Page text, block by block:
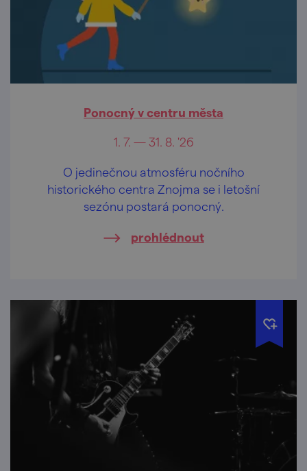
Ponocný v centru města
1. 7. — 31. 8. '26
O jedinečnou atmosféru nočního
historického centra Znojma se i letošní
sezónu postará ponocný.
prohlédnout